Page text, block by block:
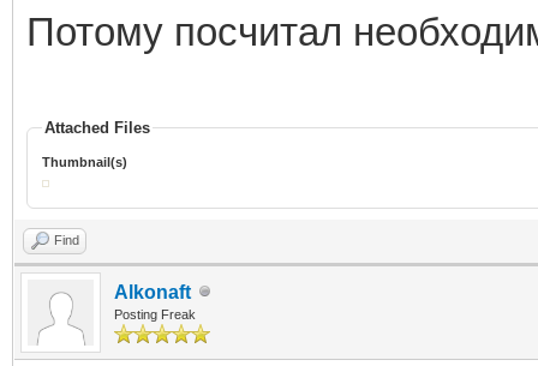
Потому посчитал
Attached Files
Thumbnail(s)
Find
Alkonaft
Posting Freak